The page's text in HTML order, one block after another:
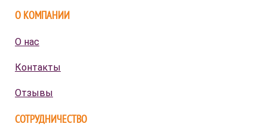
О КОМПАНИИ
О нас
Контакты
Отзывы
СОТРУДНИЧЕСТВО